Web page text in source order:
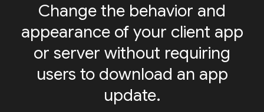
Change the behavior and
appearance of your client app
or server without requiring
users to download an app
update.